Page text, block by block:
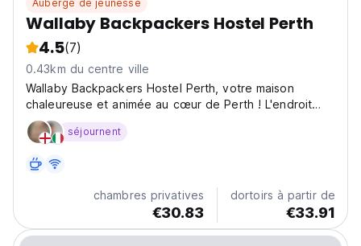
Auberge de jeunesse
Wallaby Backpackers Hostel Perth
4.5(7)
0.43km du centre ville
Wallaby Backpackers Hostel Perth, votre maison
chaleureuse et animée au cœur de Perth ! L'endroit
idéal pour explorer tout ce que cette incroyable ville
australienne a à offrir. (Auto-translated from original
séjournent
chambres privatives
€30.83
dortoirs à partir de
€33.91